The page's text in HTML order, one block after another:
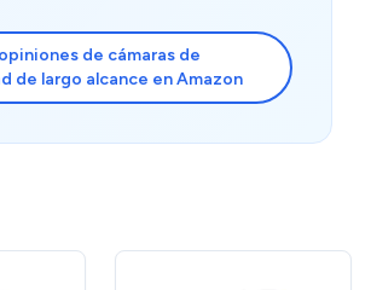
de cámaras de
de largo alcance en Amazon